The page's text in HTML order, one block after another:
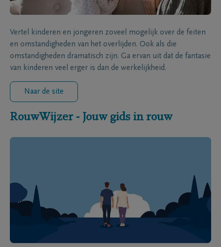
Vertel kinderen en jongeren zoveel mogelijk over de feiten
en omstandigheden van het overlijden. Ook als die
omstandigheden dramatisch zijn. Ga ervan uit dat de fantasie
van kinderen veel erger is dan de werkelijkheid.
Naar de site
RouwWijzer - Jouw gids in rouw